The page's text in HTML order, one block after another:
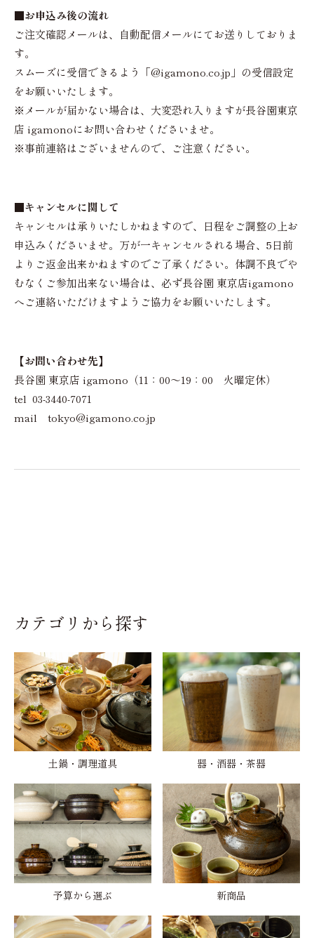
■お申込み後の流れ
ご注文確認メールは、自動配信メールにてお送りしておりま
す。
スムーズに受信できるよう「@igamono.co.jp」の受信設定
をお願いいたします。
※メールが届かない場合は、大変恐れ入りますが長谷園東京
店 igamonoにお問い合わせくださいませ。
※事前連絡はございませんので、ご注意ください。
■キャンセルに関して
キャンセルは承りいたしかねますので、日程をご調整の上お
申込みくださいませ。万が一キャンセルされる場合、5日前
よりご返金出来かねますのでご了承ください。体調不良でや
むなくご参加出来ない場合は、必ず長谷園 東京店igamono
へご連絡いただけますようご協力をお願いいたします。
【お問い合わせ先】
長谷園 東京店 igamono（11：00～19：00 火曜定休）
tel 03-3440-7071
mail tokyo@igamono.co.jp
カテゴリから探す
土鍋・調理道具 器・酒器・茶器
予算から選ぶ 新商品